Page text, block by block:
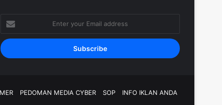
your
Email
address
PEDOMAN MEDIA CYBER SOP INFO IKLAN ANDA